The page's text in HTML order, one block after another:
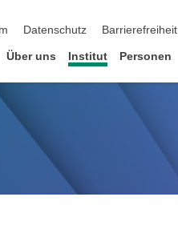
Datenschutz Barrierefreiheit
Über uns Institut Personen